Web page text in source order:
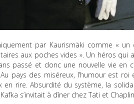
par Kaurismäki comme «
aux poches vides ». Un héros qui
passé et donc une nouvelle vie en
Au pays des miséreux, l’humour est
en rire. Absurdité du système, la
s’invitait à dîner chez Tati et